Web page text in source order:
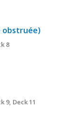
obstruée)
8
9, Deck 11